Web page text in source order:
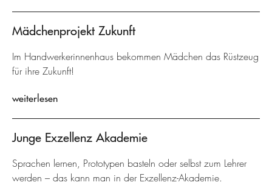
Mädchenprojekt Zukunft
Im Handwerkerinnenhaus bekommen Mädchen das Rüstzeug
für ihre Zukunft!
weiterlesen
Junge Exzellenz Akademie
Sprachen lernen, Prototypen basteln oder selbst zum Lehrer
werden – das kann man in der Exzellenz-Akademie.